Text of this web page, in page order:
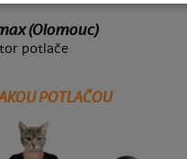
(Olomouc)
potlače
POTLAČOU